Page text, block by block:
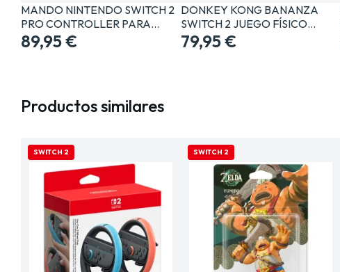
MANDO NINTENDO SWITCH 2
PRO CONTROLLER PARA…
89,95 €
DONKEY KONG BANANZA
SWITCH 2 JUEGO FÍSICO…
79,95 €
Productos similares
SWITCH 2 SWITCH 2